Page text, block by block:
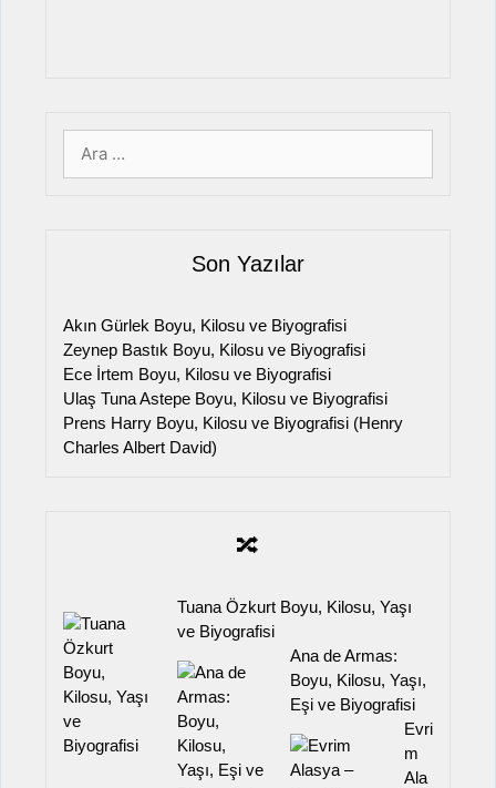
ara
Son Yazılar
Akın Gürlek Boyu, Kilosu ve Biyografisi
Zeynep Bastık Boyu, Kilosu ve Biyografisi
Ece İrtem Boyu, Kilosu ve Biyografisi
Ulaş Tuna Astepe Boyu, Kilosu ve Biyografisi
Prens Harry Boyu, Kilosu ve Biyografisi (Henry
Charles Albert David)
🔀
Tuana Özkurt Boyu, Kilosu, Yaşı
ve Biyografisi
Ana de Armas:
Boyu, Kilosu, Yaşı,
Eşi ve Biyografisi
Evri
m
Ala